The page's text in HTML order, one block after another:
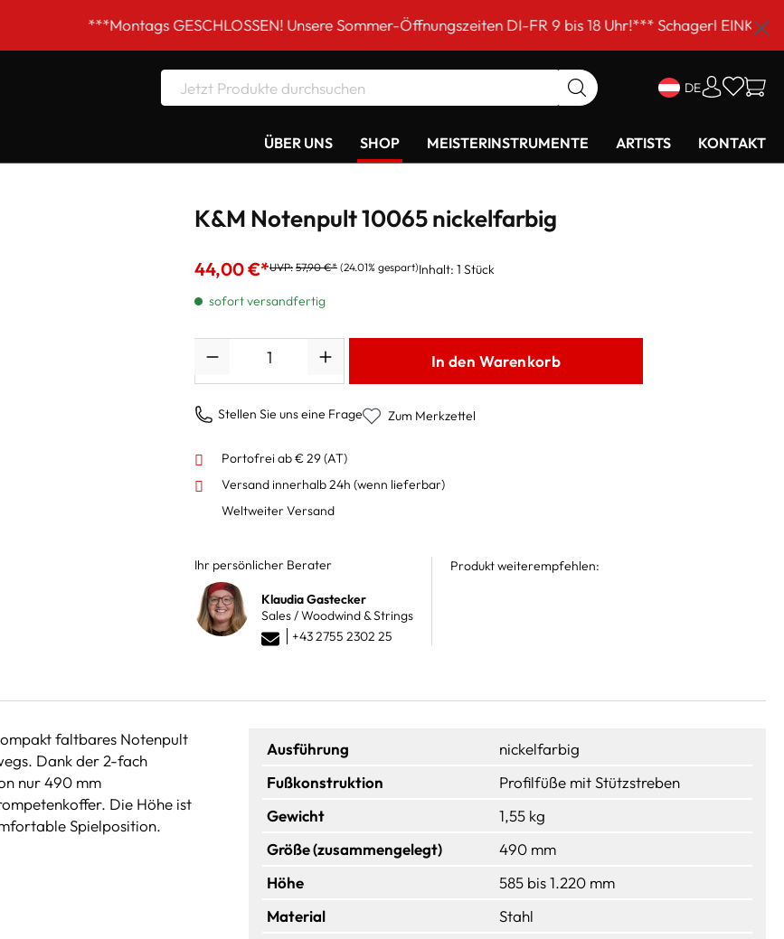
***Montags GESCHLOSSEN! Unsere Sommer-Öffnungszeiten DI-FR 9 bis 18 Uhr!*** Schagerl
DE
ÜBER UNS SHOP MEISTERINSTRUMENTE ARTISTS KONTAKT
K&M Notenpult 10065 nickelfarbig
44,00 €*UVP: 57,90 €* (24.01% gespart)Inhalt: 1 Stück
sofort versandfertig
In den Warenkorb
Stellen Sie uns eine Frage Zum Merkzettel
Portofrei ab € 29 (AT)
Versand innerhalb 24h (wenn lieferbar)
Weltweiter Versand
Ihr persönlicher Berater
Klaudia Gastecker
Sales / Woodwind & Strings
+43 2755 2302 25
Produkt weiterempfehlen:
faltbares Notenpult
Dank der 2-fach
nur 490 mm
Die Höhe ist
Spielposition.
Ausführung
nickelfarbig
Fußkonstruktion
Profilfüße mit Stützstreben
Gewicht
1,55 kg
Größe (zusammengelegt)
490 mm
Höhe
585 bis 1.220 mm
Material
Stahl